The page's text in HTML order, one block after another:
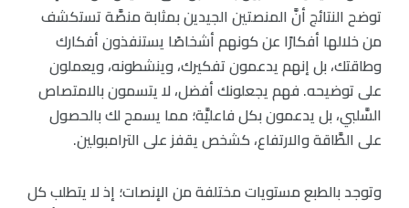
توضح النتائج أنَّ المنصتين الجيدين بمثابة منصَّة تستكشف
من خلالها أفكارًا عن كونهم أشخاصًا يستنفذون أفكارك
وطاقتك، بل إنهم يدعمون تفكيرك، وينشطونه، ويعملون
على توضيحه. فهم يجعلونك أفضل، لا يتسمون بالامتصاص
السَّلبي، بل يدعمون بكل فاعليَّة؛ مما يسمح لك بالحصول
على الطَّاقة والارتفاع، كشخص يقفز على الترامبولين.
وتوجد بالطبع مستويات مختلفة من الإنصات؛ إذ لا يتطلب كل